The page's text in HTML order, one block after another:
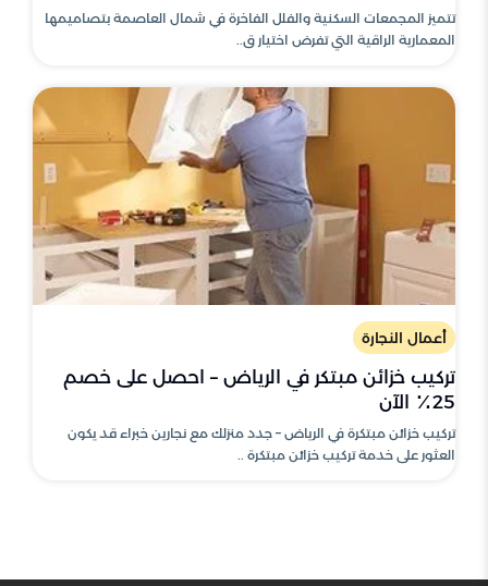
تتميز المجمعات السكنية والفلل الفاخرة في شمال العاصمة بتصاميمها
المعمارية الراقية التي تفرض اختيار ق..
أعمال النجارة
تركيب خزائن مبتكر في الرياض – احصل على خصم
25٪ الآن
تركيب خزائن مبتكرة في الرياض – جدد منزلك مع نجارين خبراء قد يكون
العثور على خدمة تركيب خزائن مبتكرة ..